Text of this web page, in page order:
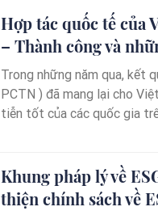
Hợp tác quốc tế của
– Thành công và
Trong những năm qua, kết
PCTN ) đã mang lại cho
tiễn tốt của các quốc gia
Khung pháp lý về
thiện chính sách về